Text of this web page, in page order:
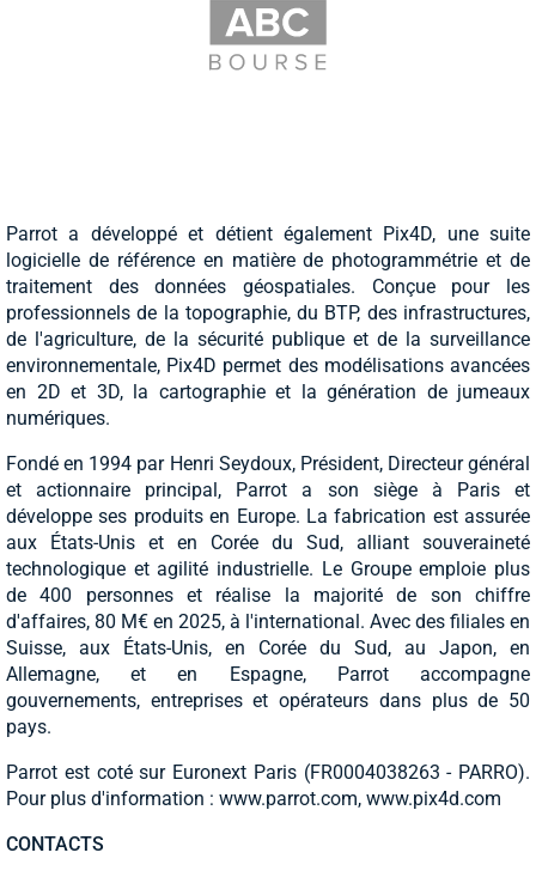
Parrot a développé et détient également Pix4D, une suite
logicielle de référence en matière de photogrammétrie et de
traitement des données géospatiales. Conçue pour les
professionnels de la topographie, du BTP, des infrastructures,
de l'agriculture, de la sécurité publique et de la surveillance
environnementale, Pix4D permet des modélisations avancées
en 2D et 3D, la cartographie et la génération de jumeaux
numériques.
Fondé en 1994 par Henri Seydoux, Président, Directeur général
et actionnaire principal, Parrot a son siège à Paris et
développe ses produits en Europe. La fabrication est assurée
aux États-Unis et en Corée du Sud, alliant souveraineté
technologique et agilité industrielle. Le Groupe emploie plus
de 400 personnes et réalise la majorité de son chiffre
d'affaires, 80 M€ en 2025, à l'international. Avec des filiales en
Suisse, aux États-Unis, en Corée du Sud, au Japon, en
Allemagne, et en Espagne, Parrot accompagne
gouvernements, entreprises et opérateurs dans plus de 50
pays.
Parrot est coté sur Euronext Paris (FR0004038263 - PARRO).
Pour plus d'information : www.parrot.com, www.pix4d.com
CONTACTS